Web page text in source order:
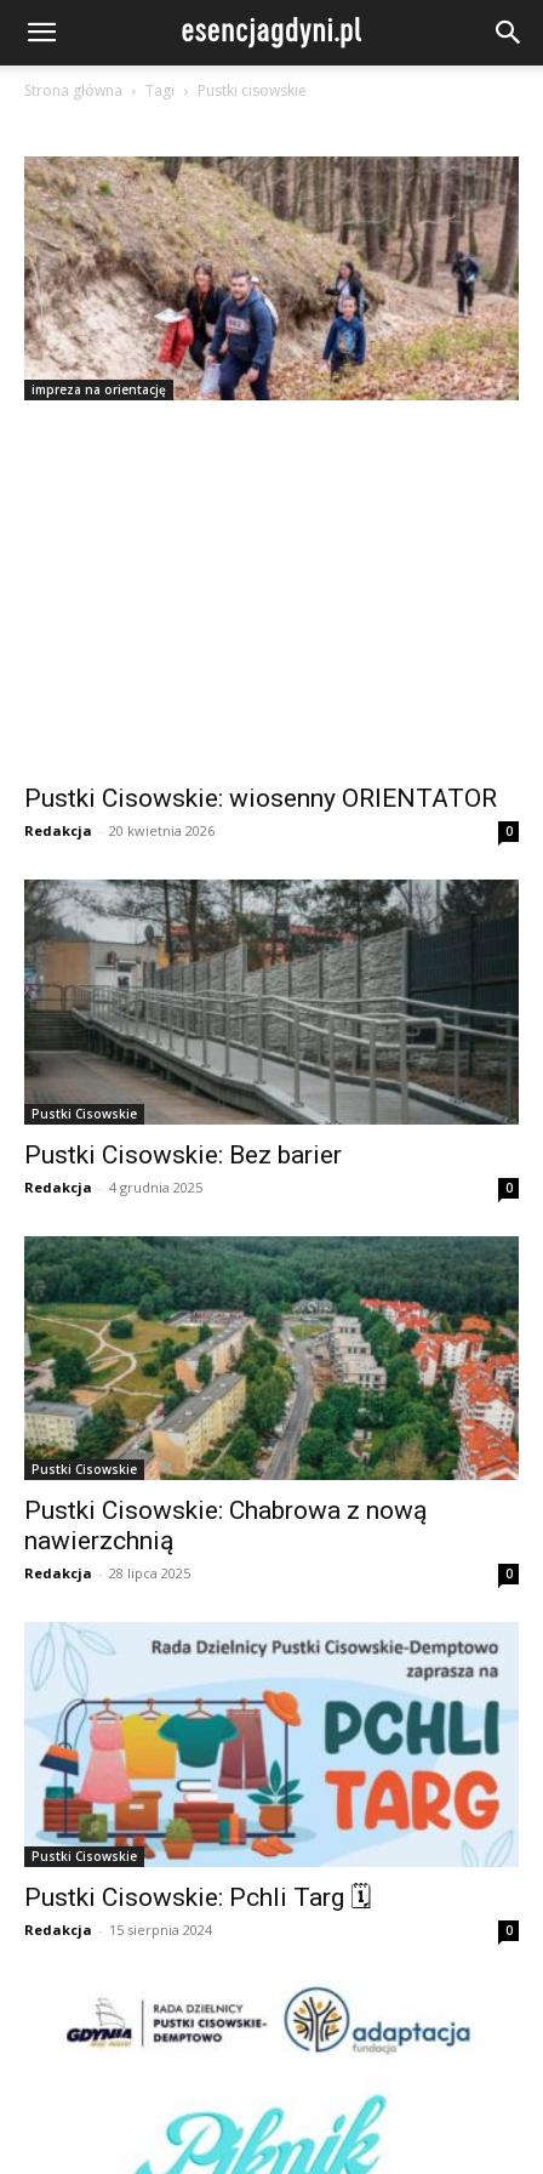
Strona główna Tagi Pustki cisowskie
impreza na orientację
Pustki Cisowskie: wiosenny ORIENTATOR
Redakcja - 20 kwietnia 2026 0
Pustki Cisowskie
Pustki Cisowskie: Bez barier
Redakcja - 4 grudnia 2025 0
Pustki Cisowskie
Pustki Cisowskie: Chabrowa z nową
nawierzchnią
Redakcja - 28 lipca 2025 0
Pustki Cisowskie
Pustki Cisowskie: Pchli Targ 🗓
Redakcja - 15 sierpnia 2024 0